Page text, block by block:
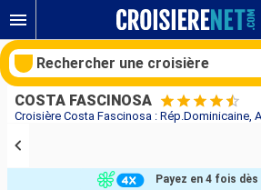
COSTA FASCINOSA
Payez en 4 fois dès
Rechercher une croisière